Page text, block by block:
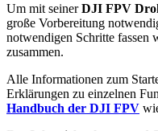
Um mit seinerDJI FPV
große Vorbereitung
notwendigen Schritte fassen
zusammen.
Alle Informationen zum
Erklärungen zu einzelnen
Handbuch der DJI FPV